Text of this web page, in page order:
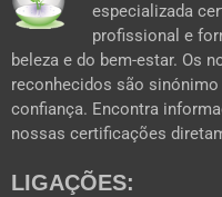
especializada
profissional e
beleza e do bem-estar. Os
reconhecidos são
confiança. Encontra
nossas certificações
LIGAÇÕES: